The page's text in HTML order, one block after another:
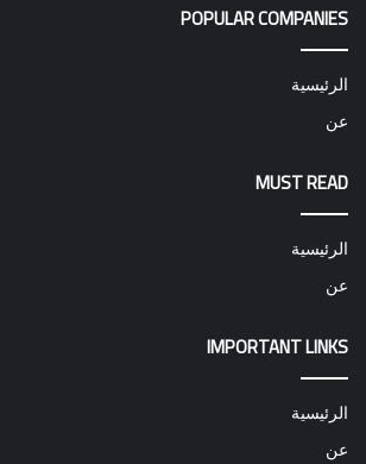
POPULAR COMPANIES
الرئيسية
عن
MUST READ
الرئيسية
عن
IMPORTANT LINKS
الرئيسية
عن